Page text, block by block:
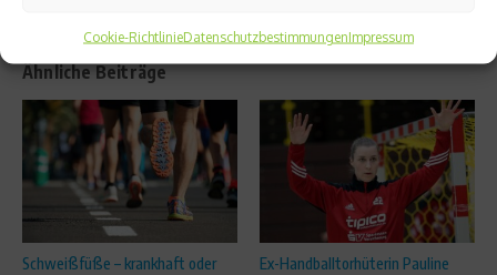
Cookie-RichtlinieDatenschutzbestimmungenImpressum
Ähnliche Beiträge
Schweißfüße – krankhaft oder
Ex-Handballtorhüterin Pauline